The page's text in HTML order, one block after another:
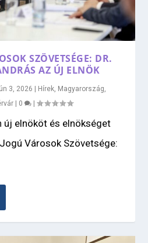
SZÖVETSÉGE: DR.
AZ ÚJ ELNÖK
3, 2026 | Hírek Magyarország
| 0 |
új elnököt és elnökséget
Városok Szövetsége: